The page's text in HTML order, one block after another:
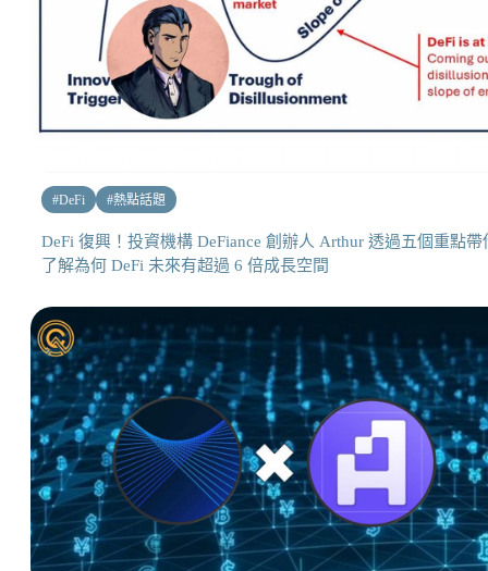
#DeFi #熱點話題
DeFi 復興！投資機構 DeFiance 創辦人 Arthur 透過五個重點帶
了解為何 DeFi 未來有超過 6 倍成長空間